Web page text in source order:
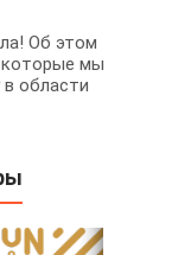
Об этом
которые мы
области